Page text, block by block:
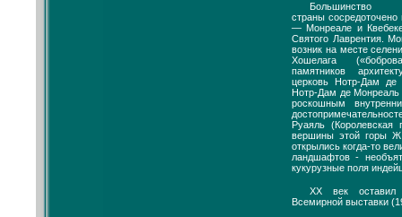
Большинство
страны
— Монреале и
Святого Лаврентия.
возник на месте
Хошелага
памятников
церковь Нотр-Дам де
Нотр-Дам де
роскошным
Руаяль
вершины этой горы
открылись когда-то
ландшафтов -
кукурузные поля
XX век оставил
Всемирной выставки